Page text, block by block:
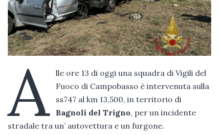
A
lle ore 13 di oggi una squadra di Vigili del
Fuoco di Campobasso è intervenuta sulla
ss747 al km 13,500, in territorio di
Bagnoli del Trigno, per un incidente
stradale tra un’ autovettura e un furgone.